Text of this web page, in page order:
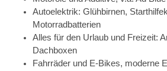
Autoelektrik: Glühbirnen,
Motorradbatterien
Alles für den Urlaub und Freizeit:
Dachboxen
Fahrräder und E-Bikes, moderne